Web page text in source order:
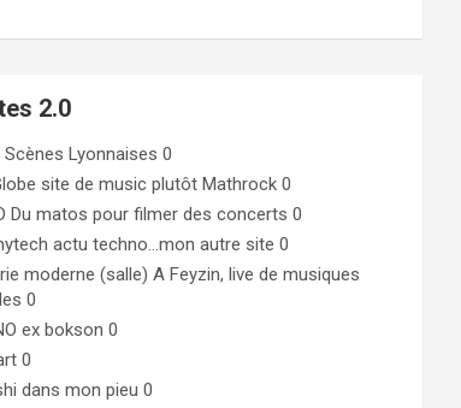
2.0
Scènes Lyonnaises 0
site de music plutôt Mathrock 0
Du matos pour filmer des concerts 0
actu techno…mon autre site 0
moderne (salle) A Feyzin, live de musiques
0
ex bokson 0
0
dans mon pieu 0